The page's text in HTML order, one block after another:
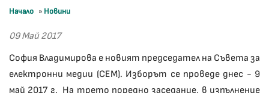
Начало » Новини
09 Май 2017
София Владимирова е новият председател на Съвета за
електронни медии (СЕМ). Изборът се проведе днес - 9
май 2017 г. На трето поредно заседание, в изпълнение